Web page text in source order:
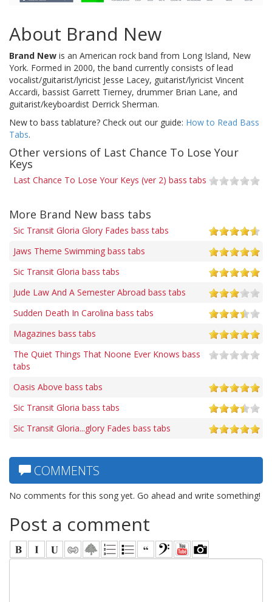
About Brand New
Brand New is an American rock band from Long Island, New
York. Formed in 2000, the band currently consists of lead
vocalist/guitarist/lyricist Jesse Lacey, guitarist/lyricist Vincent
Accardi, bassist Garrett Tierney, drummer Brian Lane, and
guitarist/keyboardist Derrick Sherman.
New to bass tablature? Check out our guide: How to Read Bass
Tabs.
Other versions of Last Chance To Lose Your
Keys
Last Chance To Lose Your Keys (ver 2) bass tabs
More Brand New bass tabs
Sic Transit Gloria Glory Fades bass tabs
Jaws Theme Swimming bass tabs
Sic Transit Gloria bass tabs
Jude Law And A Semester Abroad bass tabs
Sudden Death In Carolina bass tabs
Magazines bass tabs
The Quiet Things That Noone Ever Knows bass
tabs
Oasis Above bass tabs
Sic Transit Gloria bass tabs
Sic Transit Gloria...glory Fades bass tabs
COMMENTS
No comments for this song yet. Go ahead and write something!
Post a comment